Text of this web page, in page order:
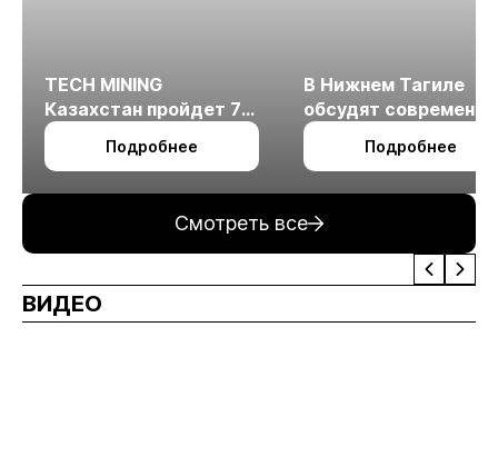
TECH MINING
Казахстан пройдет 7
октября в Алматы
Подробнее
В Нижнем Тагиле
обсудят
технологии
измельчения
Подробнее
Смотреть все
ВИДЕО